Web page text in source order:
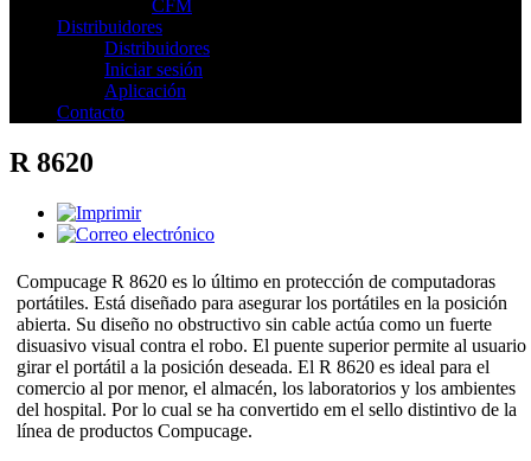
CFM
Distribuidores
Distribuidores
Iniciar sesión
Aplicación
Contacto
R 8620
Compucage R 8620 es lo último en protección de computadoras
portátiles. Está diseñado para asegurar los portátiles en la posición
abierta. Su diseño no obstructivo sin cable actúa como un fuerte
disuasivo visual contra el robo. El puente superior permite al usuario
girar el portátil a la posición deseada. El R 8620 es ideal para el
comercio al por menor, el almacén, los laboratorios y los ambientes
del hospital. Por lo cual se ha convertido em el sello distintivo de la
línea de productos Compucage.